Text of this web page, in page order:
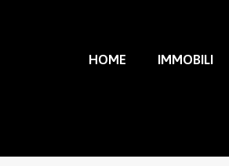
HOME IMMOBILI